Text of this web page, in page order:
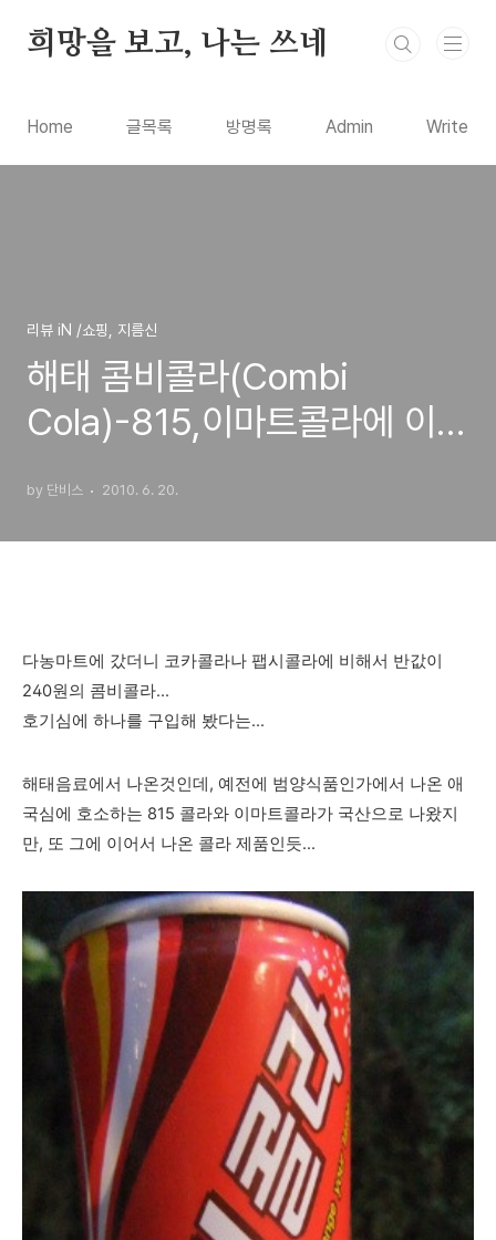
희망을 보고, 나는 쓰네
Home 글목록 방명록 Admin Write
리뷰 iN /쇼핑, 지름신
해태 콤비콜라(Combi
Cola)-815,이마트콜라에 이은
by 단비스 2010. 6. 20.
다농마트에 갔더니 코카콜라나 팹시콜라에 비해서 반값이
240원의 콤비콜라...
호기심에 하나를 구입해 봤다는...
해태음료에서 나온것인데, 예전에 범양식품인가에서 나온 애
국심에 호소하는 815 콜라와 이마트콜라가 국산으로 나왔지
만, 또 그에 이어서 나온 콜라 제품인듯...